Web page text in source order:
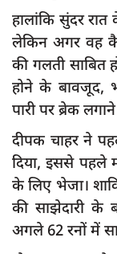
हालांकि सुंदर
लेकिन अगर वह
की गलती साबित
होने के बावजूद,
पारी पर ब्रेक
दीपक चाहर ने
दिया, इससे पहले
के लिए भेजा।
की साझेदारी के
अगले 62 रनों में